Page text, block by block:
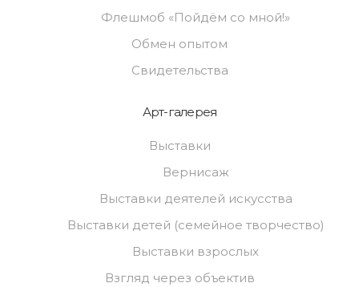
Флешмоб «Пойдём со мной!»
Обмен опытом
Свидетельства
Арт-галерея
Выставки
Вернисаж
Выставки деятелей искусства
Выставки детей (семейное творчество)
Выставки взрослых
Взгляд через объектив